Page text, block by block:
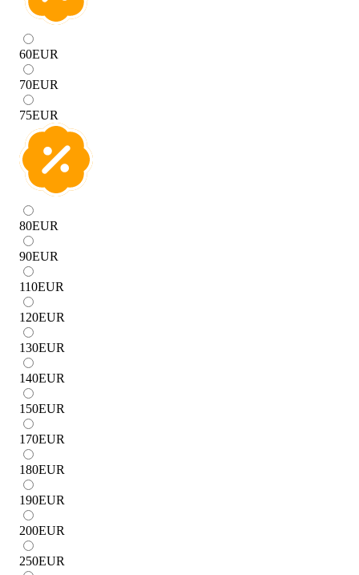
60EUR
70EUR
75EUR
80EUR
90EUR
110EUR
120EUR
130EUR
140EUR
150EUR
170EUR
180EUR
190EUR
200EUR
250EUR